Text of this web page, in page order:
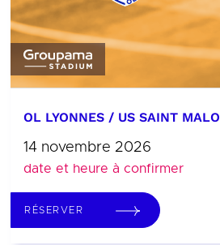
OL LYONNES / US SAINT MALO
14 novembre 2026
date et heure à confirmer
RÉSERVER